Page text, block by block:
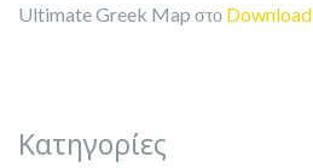
Ultimate Greek Map στο Download
Kατηγορίες